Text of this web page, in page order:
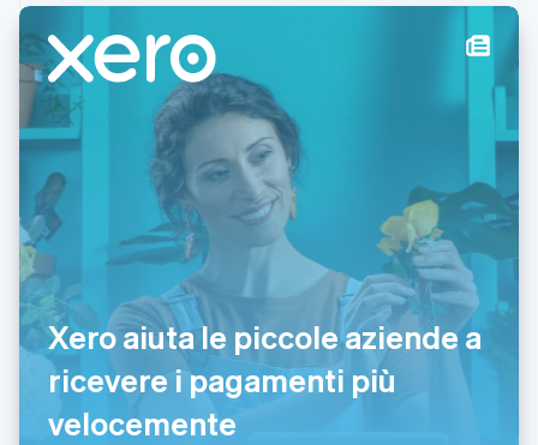
Xero aiuta le piccole aziende a
ricevere i pagamenti più
velocemente
English
Portogallo
Português English
RAS di Hong Kong, Cina
English 简体中文
Regno Unito
Repubblica Ceca
Romania
Singapore
English 简体中文
Slovacchia
English
Slovenia
EnglishItaliano